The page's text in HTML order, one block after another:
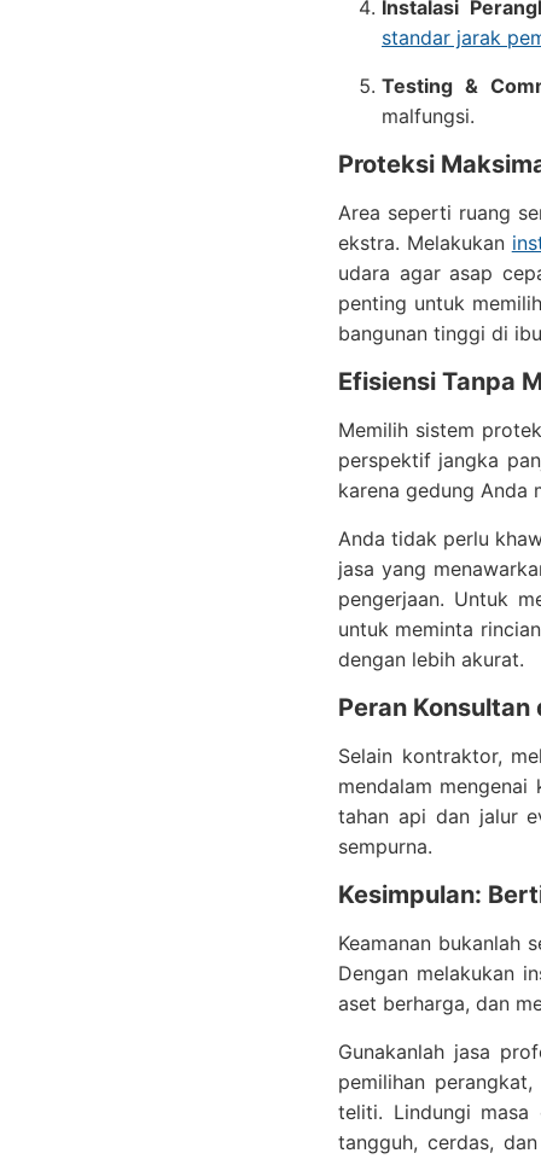
Instalasi
standar jarak
Testing &
malfungsi.
Proteksi
Area seperti ruang
ekstra. Melakukan
udara agar asap
penting untuk
bangunan tinggi di
Efisiensi Tanpa
Memilih sistem
perspektif jangka
karena gedung Anda
Anda tidak perlu
jasa yang
pengerjaan. Untuk
untuk meminta
dengan lebih akurat.
Peran Konsultan
Selain kontraktor,
mendalam
tahan api dan jalur
sempurna.
Kesimpulan:
Keamanan bukanlah
Dengan melakukan
aset berharga, dan
Gunakanlah jasa
pemilihan
teliti. Lindungi masa
tangguh, cerdas,